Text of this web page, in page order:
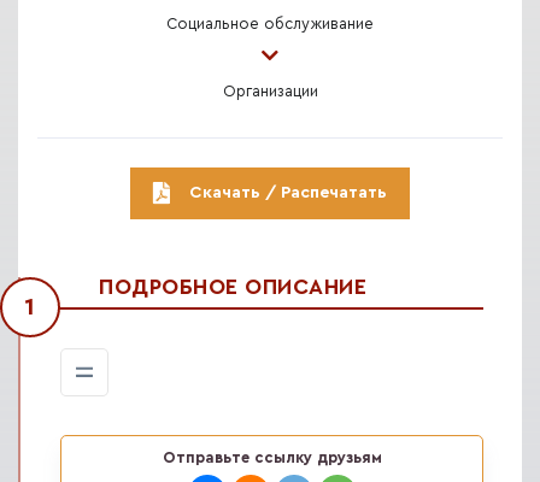
Социальное обслуживание
Организации
Скачать / Распечатать
1
ПОДРОБНОЕ ОПИСАНИЕ
Отправьте ссылку друзьям